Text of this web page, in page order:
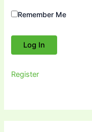
Remember Me
Register